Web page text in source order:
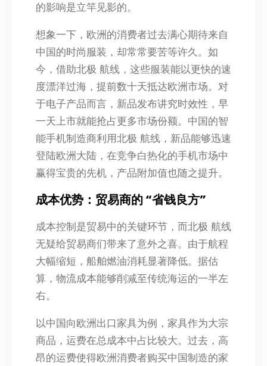
的影响是立竿见影的。
想象一下，欧洲的消费者过去满心期待来自
中国的时尚服装，却常常要苦等许久。如
今，借助北极 航线，这些服装能以更快的速
度漂洋过海，提前数十天抵达欧洲市场。对
于电子产品而言，新品发布讲究时效性，早
一天上市就能抢占更多市场份额。中国的智
能手机制造商利用北极 航线，新品能够迅速
登陆欧洲大陆，在竞争白热化的手机市场中
赢得宝贵的先机，产品附加值也随之提升。
成本优势：贸易商的 “省钱良方”
成本控制是贸易中的关键环节，而北极 航线
无疑给贸易商们带来了意外之喜。由于航程
大幅缩短，船舶燃油消耗显著降低。据估
算，物流成本能够削减至传统海运的一半左
右。
以中国向欧洲出口家具为例，家具作为大宗
商品，运费在总成本中占比较大。过去，高
昂的运费使得欧洲消费者购买中国制造的家